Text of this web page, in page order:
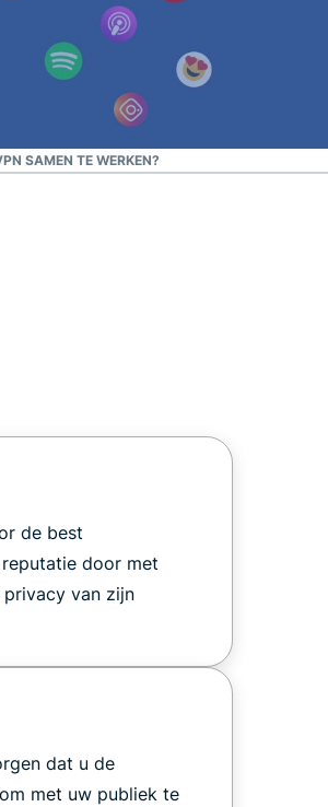
SAMEN TE WERKEN?
de best
door met
van zijn
dat u de
met uw publiek te